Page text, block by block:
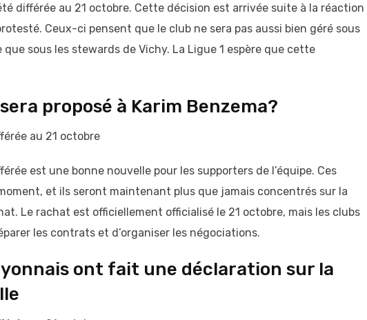
différée au 21 octobre. Cette décision est arrivée suite à la réaction
Ceux-ci pensent que le club ne sera pas aussi bien géré sous
sous les stewards de Vichy. La Ligue 1 espère que cette
proposé à Karim Benzema?
au 21 octobre
est une bonne nouvelle pour les supporters de l’équipe. Ces
et ils seront maintenant plus que jamais concentrés sur la
Le rachat est officiellement officialisé le 21 octobre, mais les clubs
les contrats et d’organiser les négociations.
ont fait une déclaration sur la